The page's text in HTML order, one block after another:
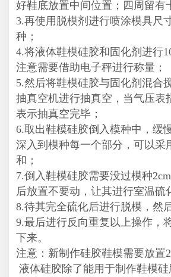
好鞋底放置中间位置；四周留有
3.再使用脱模剂进行喷涂模具尺
种；
4.将液体鞋模硅胶和固化剂进行
注意需要借助电子秤进行称量；
5.然后将鞋模硅胶与固化剂混合
抽真空机进行抽真空，当气压表
表示抽真空完毕；
6.取出鞋模硅胶倒入模种中，缓
深入到模种每一个部分，可以采
和；
7.倒入鞋模硅胶需要没过模种
后放置不要动，让其进行室温硫
8.待其完全硫化后进行脱模，然
9.最后进行反向重复以上操作，
下来。
注意：新制作硅胶鞋模需要放置
液体硅胶除了能用于制作鞋模